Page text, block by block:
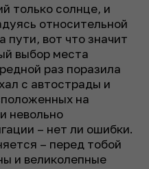
только солнце, и
относительной
пути, вот что значит
выбор места
раз поразила
с автострады и
на
невольно
– нет ли ошибки.
– перед тобой
и великолепные